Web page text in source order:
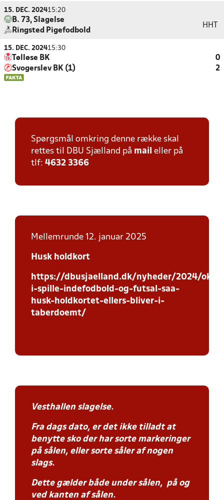
15. DEC. 202415:20
B. 73, Slagelse
Ringsted Pigefodbold
HHT
15. DEC. 202415:30
Tølløse BK
0
Svogerslev BK (1)
2
Spørgsmål omkring denne række skal
rettes til DBU Sjælland på mail eller på
tlf: 4632 3366
Mellemrunde 12. januar 2025
Husk holdkort
https://dbusjaelland.dk/nyheder/2024/
i-spille-indefodbold-og-futsal-saa-
husk-holdkortet-ellers-bliver-i-
taberdoemt/
Vesthallen slagelse.
Fra dags dato, er det ikke tilladt at
benytte sko der har sorte markeringer
på sålen, eller sorte såler af nogen
slags.
Dette gælder både under sålen, på og
ved kanten af sålen.